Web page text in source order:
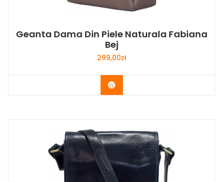
Geanta Dama Din Piele Naturala Fabiana
Bej
299,00zł
Buy Now